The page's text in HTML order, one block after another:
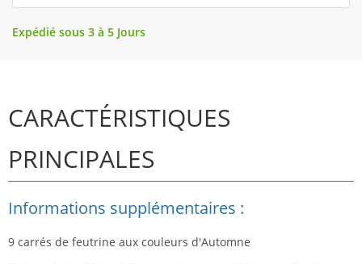
Expédié sous 3 à 5 Jours
CARACTÉRISTIQUES
PRINCIPALES
Informations supplémentaires :
9 carrés de feutrine aux couleurs d'Automne